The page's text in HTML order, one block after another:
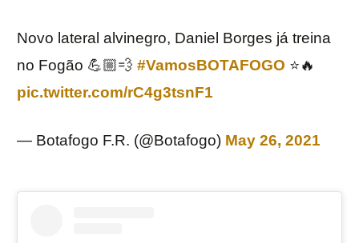
Novo lateral alvinegro, Daniel Borges já treina
no Fogão 💪🏼💨 #VamosBOTAFOGO ⭐️🔥
pic.twitter.com/rC4g3tsnF1
— Botafogo F.R. (@Botafogo) May 26, 2021